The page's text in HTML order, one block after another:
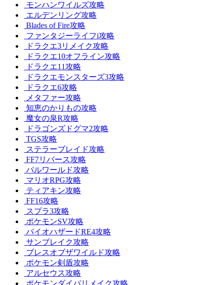
モンハンワイルズ攻略
エルデンリング攻略
Blades of Fire攻略
ファンタジーライフi攻略
ドラクエ3リメイク攻略
ドラクエ10オフライン攻略
ドラクエ11攻略
ドラクエモンスターズ3攻略
ドラクエ6攻略
メタファー攻略
知恵のかりもの攻略
魔女の泉R攻略
ドラゴンズドグマ2攻略
TGS攻略
ステラーブレイド攻略
FF7リバース攻略
パルワールド攻略
マリオRPG攻略
ティアキン攻略
FF16攻略
スプラ3攻略
ポケモンSV攻略
バイオハザードRE4攻略
サンブレイク攻略
ブレスオブザワイルド攻略
ポケモン剣盾攻略
アルセウス攻略